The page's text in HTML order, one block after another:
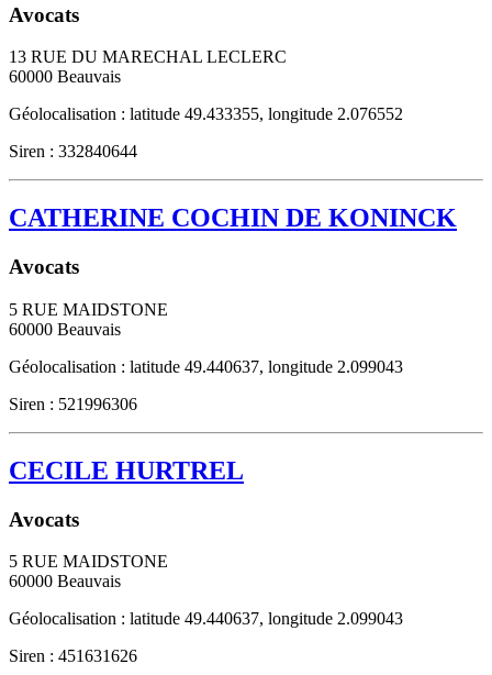
Avocats
13 RUE DU MARECHAL LECLERC
60000 Beauvais
Géolocalisation : latitude 49.433355, longitude 2.076552
Siren : 332840644
CATHERINE COCHIN DE KONINCK
Avocats
5 RUE MAIDSTONE
60000 Beauvais
Géolocalisation : latitude 49.440637, longitude 2.099043
Siren : 521996306
CECILE HURTREL
Avocats
5 RUE MAIDSTONE
60000 Beauvais
Géolocalisation : latitude 49.440637, longitude 2.099043
Siren : 451631626